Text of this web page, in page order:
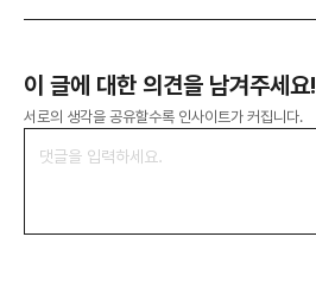
이 글에 대한 의견을 남겨주세요!
서로의 생각을 공유할수록 인사이트가 커집니다.